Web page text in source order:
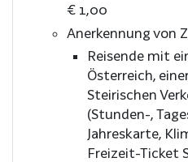
€ 1,00
Anerkennung von
Reisende mit
Österreich,
Steirischen
(Stunden-,
Jahreskarte,
Freizeit-Ticket